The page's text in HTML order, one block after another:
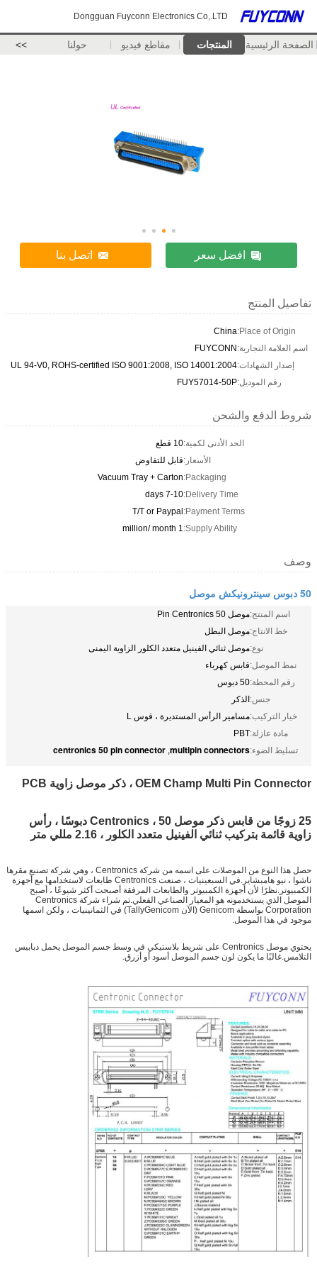
Dongguan Fuyconn Electronics Co,.LTD
الصفحة الرئيسية المنتجات مقاطع فيديو حولنا >>
افضل سعر اتصل بنا
تفاصيل المنتج
Place of Origin:
China
اسم العلامة التجارية:FUYCONN
إصدار الشهادات:UL 94-V0, ROHS-certified ISO 9001:2008, ISO 14001:2004
رقم الموديل:FUY57014-50P
شروط الدفع والشحن
الحد الأدنى لكمية:10 قطع
الأسعار:قابل للتفاوض
Packaging:
Vacuum Tray + Carton
Delivery Time:
7-10 days
Payment Terms:
T/T or Paypal
Supply Ability:
1 million/ month
وصف
50 دبوس سينترونيكش موصل
اسم المنتج:موصل Pin Centronics 50
خط الانتاج:موصل البطل
نوع:موصل ثنائي الفينيل متعدد الكلور الزاوية اليمنى
نمط الموصل:قابس كهرباء
رقم المحطة:50 دبوس
جنس:الذكر
خيار التركيب:مسامير الرأس المستديرة ، قوس L
مادة عازلة:PBT
تسليط الضوء:multipin connectors
,
centronics 50 pin connector
OEM Champ Multi Pin Connector ، ذكر موصل زاوية PCB
25 زوجًا من قابس ذكر موصل Centronics ، 50 دبوسًا ، رأس
زاوية قائمة بتركيب ثنائي الفينيل متعدد الكلور ، 2.16 مللي متر
حصل هذا النوع من الموصلات على اسمه من شركة Centronics ، وهي شركة تصنيع مقرها
ناشوا ، نيو هامبشاير.في السبعينيات ، صنعت Centronics طابعات لاستخدامها مع أجهزة
الكمبيوتر.نظرًا لأن أجهزة الكمبيوتر والطابعات المرفقة أصبحت أكثر شيوعًا ، أصبح
الموصل الذي يستخدمونه هو المعيار الصناعي الفعلي.تم شراء شركة Centronics
Corporation بواسطة Genicom (الآن TallyGenicom) في الثمانينيات ، ولكن اسمها
موجود في هذا الموصل.
يحتوي موصل Centronics على شريط بلاستيكي في وسط جسم الموصل يحمل دبابيس
التلامس.غالبًا ما يكون لون جسم الموصل أسود أو أزرق.